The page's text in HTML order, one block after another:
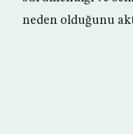
neden olduğunu